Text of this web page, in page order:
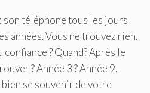
son téléphone tous les jours
années. Vous ne trouvez rien.
? Quand? Après le
? Année 3 ? Année 9,
se souvenir de votre